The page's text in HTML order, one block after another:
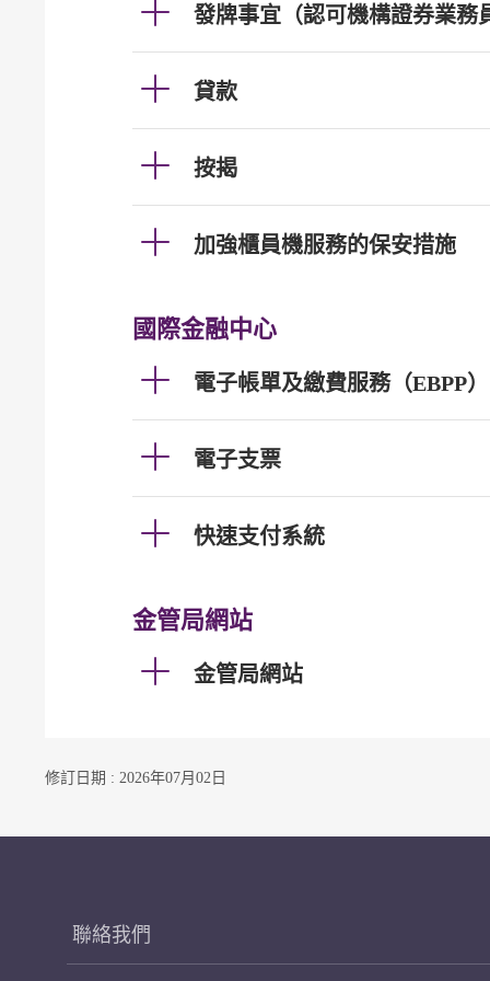
發牌事宜（認可機構證券業務
貸款
按揭
加強櫃員機服務的保安措施
國際金融中心
電子帳單及繳費服務（EBPP）
電子支票
快速支付系統
金管局網站
金管局網站
修訂日期 : 2026年07月02日
聯絡我們